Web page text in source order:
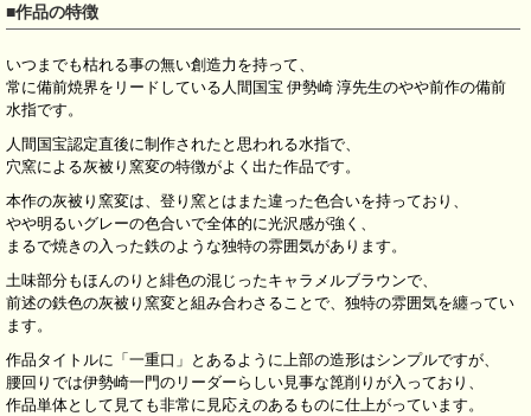
■作品の特徴
いつまでも枯れる事の無い創造力を持って、
常に備前焼界をリードしている人間国宝 伊勢崎 淳先生のやや前作の備前
水指です。
人間国宝認定直後に制作されたと思われる水指で、
穴窯による灰被り窯変の特徴がよく出た作品です。
本作の灰被り窯変は、登り窯とはまた違った色合いを持っており、
やや明るいグレーの色合いで全体的に光沢感が強く、
まるで焼きの入った鉄のような独特の雰囲気があります。
土味部分もほんのりと緋色の混じったキャラメルブラウンで、
前述の鉄色の灰被り窯変と組み合わさることで、独特の雰囲気を纏ってい
ます。
作品タイトルに「一重口」とあるように上部の造形はシンプルですが、
腰回りでは伊勢崎一門のリーダーらしい見事な箆削りが入っており、
作品単体として見ても非常に見応えのあるものに仕上がっています。